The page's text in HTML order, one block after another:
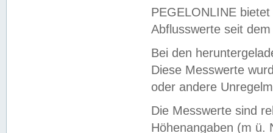
PEGELONLINE
Abflusswerte seit
Bei den
Diese Messwerte
oder andere
Die Messwerte sind
Höhenangaben (m ü.